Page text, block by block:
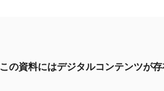
この資料にはデジタルコンテンツが存